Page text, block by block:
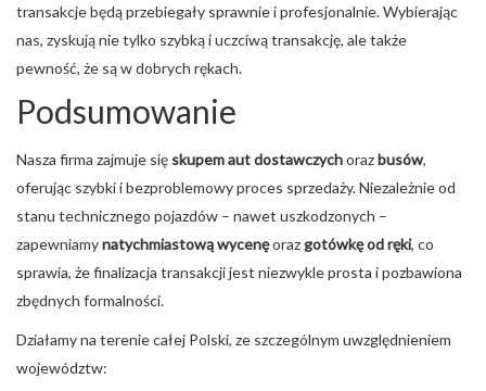
transakcje będą przebiegały sprawnie i profesjonalnie. Wybierając
nas, zyskują nie tylko szybką i uczciwą transakcję, ale także
pewność, że są w dobrych rękach.
Podsumowanie
Nasza firma zajmuje się skupem aut dostawczychorazbusów,
oferując szybki i bezproblemowy proces sprzedaży. Niezależnie od
stanu technicznego pojazdów – nawet uszkodzonych –
zapewniamynatychmiastową wycenęorazgotówkę od ręki, co
sprawia, że finalizacja transakcji jest niezwykle prosta i pozbawiona
zbędnych formalności.
Działamy na terenie całej Polski, ze szczególnym uwzględnieniem
województw: